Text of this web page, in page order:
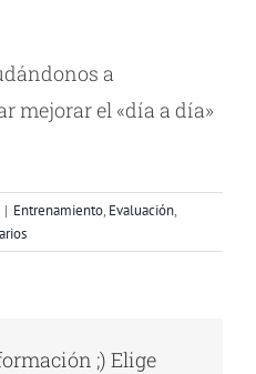
a
mejorar el «día a día»
| Entrenamiento, Evaluación,
;) Elige